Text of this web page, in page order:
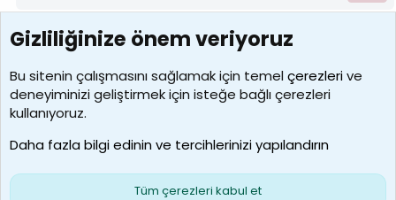
7392
Kullanıcılar
MosesBrownHayranı
Son üye
Çerezler
S
Gizliliğinize önem veriyoruz
Bu sitenin çalışmasını sağlamak için temelçerezlerive
deneyiminizi geliştirmek için isteğe bağlı çerezleri
kullanıyoruz.
Daha fazla bilgi edinin ve tercihlerinizi yapılandırın
Tüm çerezleri kabul et